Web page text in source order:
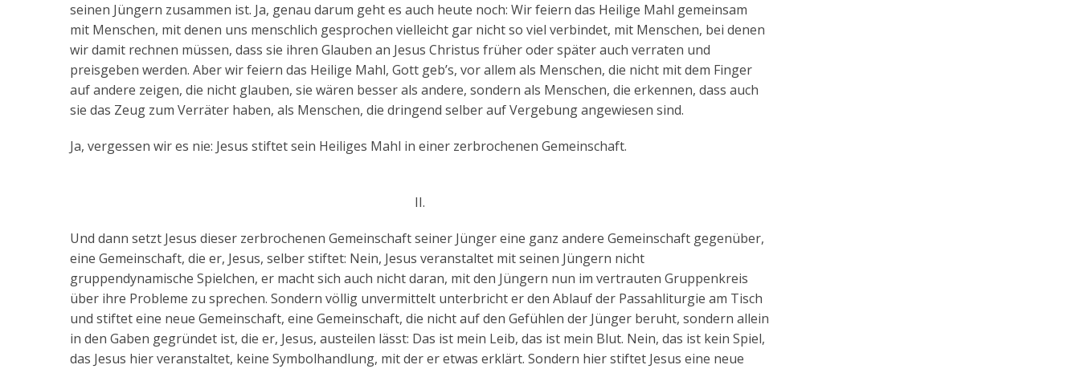
seinen Jüngern zusammen ist. Ja, genau darum geht es auch heute noch: Wir feiern das Heilige Mahl gemeinsam
mit Menschen, mit denen uns menschlich gesprochen vielleicht gar nicht so viel verbindet, mit Menschen, bei denen
wir damit rechnen müssen, dass sie ihren Glauben an Jesus Christus früher oder später auch verraten und
preisgeben werden. Aber wir feiern das Heilige Mahl, Gott geb’s, vor allem als Menschen, die nicht mit dem Finger
auf andere zeigen, die nicht glauben, sie wären besser als andere, sondern als Menschen, die erkennen, dass auch
sie das Zeug zum Verräter haben, als Menschen, die dringend selber auf Vergebung angewiesen sind.
Ja, vergessen wir es nie: Jesus stiftet sein Heiliges Mahl in einer zerbrochenen Gemeinschaft.
II.
Und dann setzt Jesus dieser zerbrochenen Gemeinschaft seiner Jünger eine ganz andere Gemeinschaft gegenüber,
eine Gemeinschaft, die er, Jesus, selber stiftet: Nein, Jesus veranstaltet mit seinen Jüngern nicht
gruppendynamische Spielchen, er macht sich auch nicht daran, mit den Jüngern nun im vertrauten Gruppenkreis
über ihre Probleme zu sprechen. Sondern völlig unvermittelt unterbricht er den Ablauf der Passahliturgie am Tisch
und stiftet eine neue Gemeinschaft, eine Gemeinschaft, die nicht auf den Gefühlen der Jünger beruht, sondern allein
in den Gaben gegründet ist, die er, Jesus, austeilen lässt: Das ist mein Leib, das ist mein Blut. Nein, das ist kein Spiel,
das Jesus hier veranstaltet, keine Symbolhandlung, mit der er etwas erklärt. Sondern hier stiftet Jesus eine neue